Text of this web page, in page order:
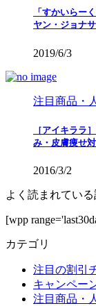
「すかいらー
ヤン・ジョナ
2019/6/3
注目商品・
［アイキララ
み・皮膚痩せ
2016/3/2
よく読まれてい
[wpp
カテゴリ
注目の割引
キャンペー
注目商品・